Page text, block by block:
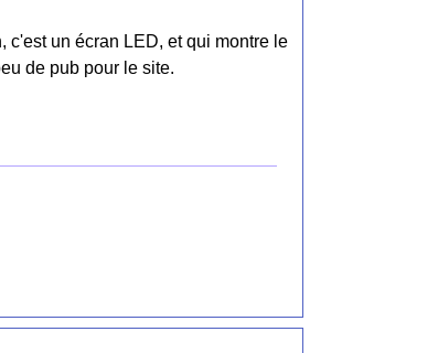
c'est un écran LED, et qui montre le
de pub pour le site.